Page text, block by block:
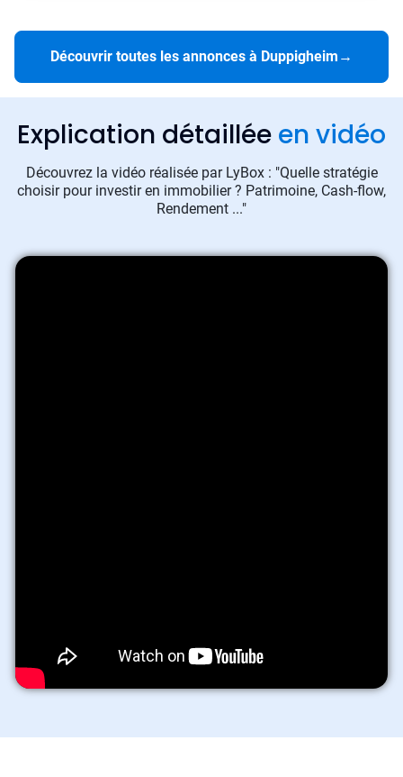
Découvrir toutes les annonces à Duppigheim →
Explication détaillée en vidéo
Découvrez la vidéo réalisée par LyBox : "Quelle stratégie
choisir pour investir en immobilier ? Patrimoine, Cash-flow,
Rendement ..."